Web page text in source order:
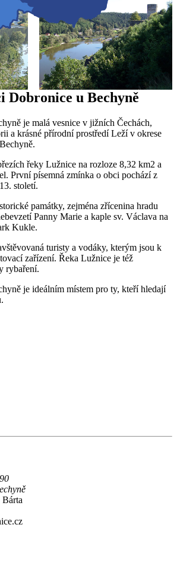
Dobronice u Bechyně
je malá vesnice v jižních Čechách,
a krásné přírodní prostředí Leží v okrese
řeky Lužnice na rozloze 8,32 km2 a
První písemná zmínka o obci pochází z
století.
památky, zejména zřícenina hradu
Panny Marie a kaple sv. Václava na
Kukle.
turisty a vodáky, kterým jsou k
zařízení. Řeka Lužnice je též
rybaření.
je ideálním místem pro ty, kteří hledají